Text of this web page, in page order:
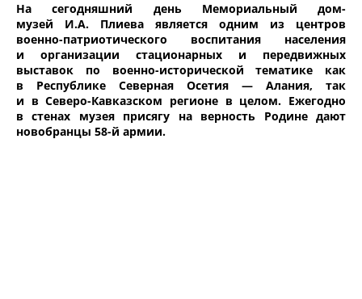
На сегодняшний день Мемориальный дом-
музей И.А. Плиева является одним из центров
военно-патриотического воспитания населения
и организации стационарных и передвижных
выставок по военно-исторической тематике как
в Республике Северная Осетия — Алания, так
и в Северо-Кавказском регионе в целом. Ежегодно
в стенах музея присягу на верность Родине дают
новобранцы 58-й армии.